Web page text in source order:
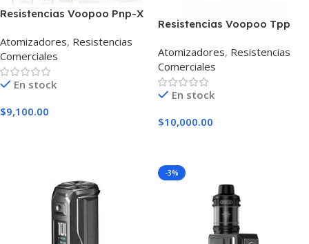
Resistencias Voopoo Pnp-X
Atomizadores, Resistencias
Comerciales
En stock
$9,100.00
Resistencias Voopoo Tpp
Atomizadores, Resistencias
Comerciales
En stock
$10,000.00
-3%